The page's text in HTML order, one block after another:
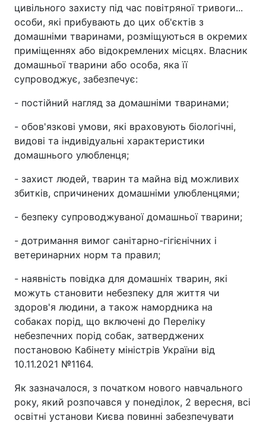
цивільного захисту під час повітряної тривоги...
особи, які прибувають до цих об'єктів з
домашніми тваринами, розміщуються в окремих
приміщеннях або відокремлених місцях. Власник
домашньої тварини або особа, яка її
супроводжує, забезпечує:
- постійний нагляд за домашніми тваринами;
- обов'язкові умови, які враховують біологічні,
видові та індивідуальні характеристики
домашнього улюбленця;
- захист людей, тварин та майна від можливих
збитків, спричинених домашніми улюбленцями;
- безпеку супроводжуваної домашньої тварини;
- дотримання вимог санітарно-гігієнічних і
ветеринарних норм та правил;
- наявність повідка для домашніх тварин, які
можуть становити небезпеку для життя чи
здоров'я людини, а також намордника на
собаках порід, що включені до Переліку
небезпечних порід собак, затверджених
постановою Кабінету міністрів України від
10.11.2021 №1164.
Як зазначалося, з початком нового навчального
року, який розпочався у понеділок, 2 вересня, всі
освітні установи Києва повинні забезпечувати